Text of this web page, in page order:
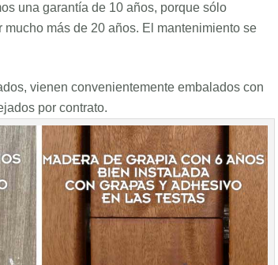
una garantía de 10 años, porque sólo
más de 20 años. El mantenimiento se
vienen convenientemente embalados con
por contrato.